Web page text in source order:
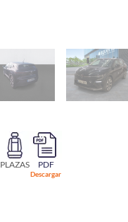
PLAZAS PDF
Descargar